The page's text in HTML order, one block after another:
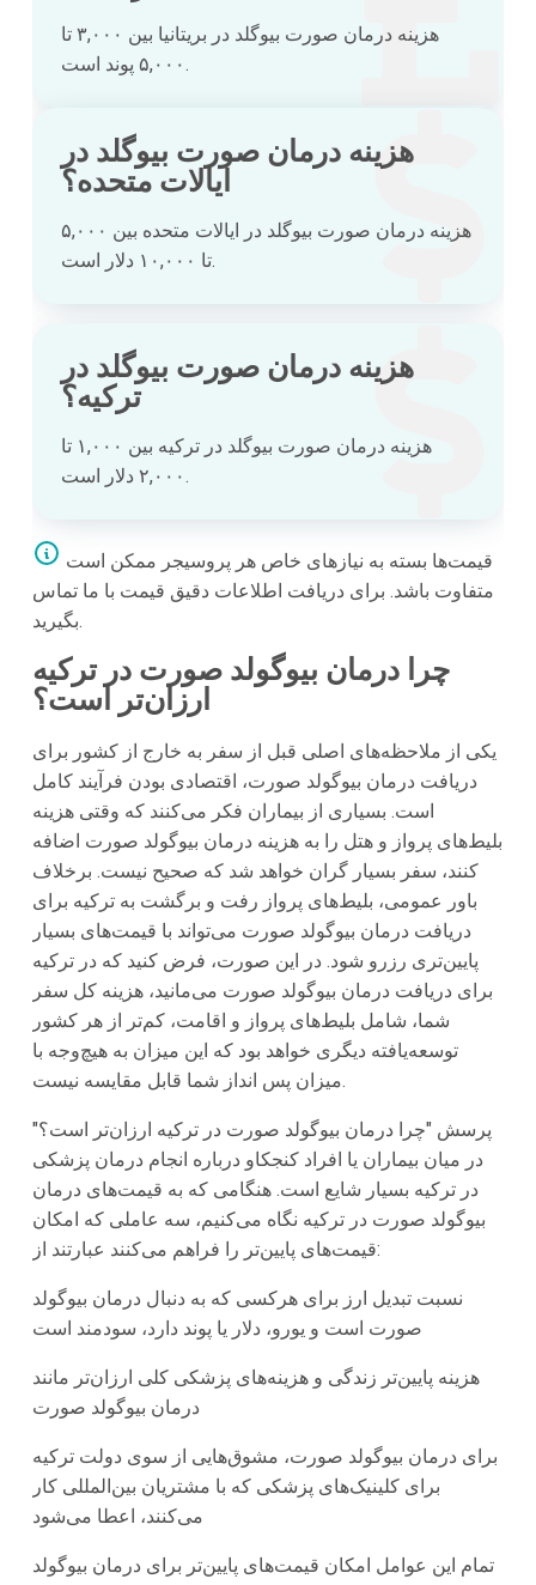
هزینه درمان صورت بیوگلد در بریتانیا بین ۳,۰۰۰ تا
۵,۰۰۰ پوند است.
هزینه درمان صورت بیوگلد در
ایالات متحده؟
هزینه درمان صورت بیوگلد در ایالات متحده بین ۵,۰۰۰
تا ۱۰,۰۰۰ دلار است.
هزینه درمان صورت بیوگلد در
ترکیه؟
هزینه درمان صورت بیوگلد در ترکیه بین ۱,۰۰۰ تا
۲,۰۰۰ دلار است.
متفاوت باشد. برای دریافت اطلاعات دقیق قیمت با ما تماس
بگیرید.
چرا درمان بیوگولد صورت در ترکیه
ارزان‌تر است؟
یکی از ملاحظه‌های اصلی قبل از سفر به خارج از کشور برای
دریافت درمان بیوگولد صورت، اقتصادی بودن فرآیند کامل
است. بسیاری از بیماران فکر می‌کنند که وقتی هزینه
بلیط‌های پرواز و هتل را به هزینه درمان بیوگولد صورت اضافه
کنند، سفر بسیار گران خواهد شد که صحیح نیست. برخلاف
باور عمومی، بلیط‌های پرواز رفت و برگشت به ترکیه برای
دریافت درمان بیوگولد صورت می‌تواند با قیمت‌های بسیار
پایین‌تری رزرو شود. در این صورت، فرض کنید که در ترکیه
برای دریافت درمان بیوگولد صورت می‌مانید، هزینه کل سفر
شما، شامل بلیط‌های پرواز و اقامت، کم‌تر از هر کشور
توسعه‌یافته دیگری خواهد بود که این میزان به هیچ‌وجه با
میزان پس انداز شما قابل مقایسه نیست.
پرسش "چرا درمان بیوگولد صورت در ترکیه ارزان‌تر است؟"
در میان بیماران یا افراد کنجکاو درباره انجام درمان پزشکی
در ترکیه بسیار شایع است. هنگامی که به قیمت‌های درمان
بیوگولد صورت در ترکیه نگاه می‌کنیم، سه عاملی که امکان
قیمت‌های پایین‌تر را فراهم می‌کنند عبارتند از:
نسبت تبدیل ارز برای هرکسی که به دنبال درمان بیوگولد
صورت است و یورو، دلار یا پوند دارد، سودمند است
هزینه پایین‌تر زندگی و هزینه‌های پزشکی کلی ارزان‌تر مانند
درمان بیوگولد صورت
برای درمان بیوگولد صورت، مشوق‌هایی از سوی دولت ترکیه
برای کلینیک‌های پزشکی که با مشتریان بین‌المللی کار
می‌کنند، اعطا می‌شود
تمام این عوامل امکان قیمت‌های پایین‌تر برای درمان بیوگولد